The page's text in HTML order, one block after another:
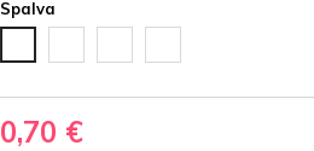
Spalva
HDF
HDF
latte
HDF
0,70 €